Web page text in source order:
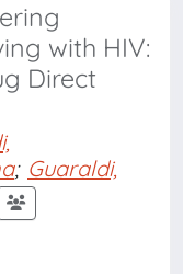
with HIV:
Direct
; Guaraldi,